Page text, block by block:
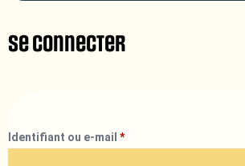
Se connecter
Identifiant ou e-mail *